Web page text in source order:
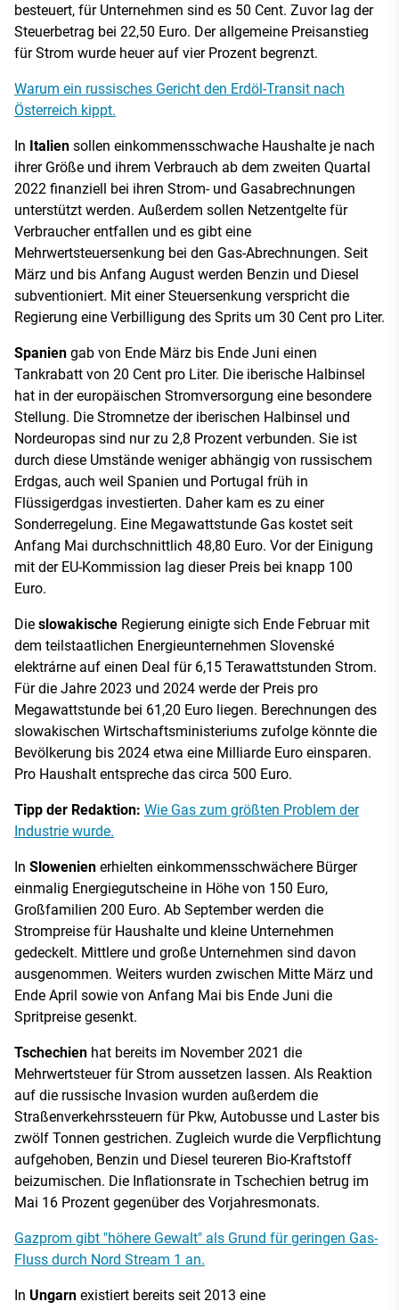
besteuert, für Unternehmen sind es 50 Cent. Zuvor lag der
Steuerbetrag bei 22,50 Euro. Der allgemeine Preisanstieg
für Strom wurde heuer auf vier Prozent begrenzt.
Warum ein russisches Gericht den Erdöl-Transit nach
Österreich kippt.
In Italien sollen einkommensschwache Haushalte je nach
ihrer Größe und ihrem Verbrauch ab dem zweiten Quartal
2022 finanziell bei ihren Strom- und Gasabrechnungen
unterstützt werden. Außerdem sollen Netzentgelte für
Verbraucher entfallen und es gibt eine
Mehrwertsteuersenkung bei den Gas-Abrechnungen. Seit
März und bis Anfang August werden Benzin und Diesel
subventioniert. Mit einer Steuersenkung verspricht die
Regierung eine Verbilligung des Sprits um 30 Cent pro Liter.
Spanien gab von Ende März bis Ende Juni einen
Tankrabatt von 20 Cent pro Liter. Die iberische Halbinsel
hat in der europäischen Stromversorgung eine besondere
Stellung. Die Stromnetze der iberischen Halbinsel und
Nordeuropas sind nur zu 2,8 Prozent verbunden. Sie ist
durch diese Umstände weniger abhängig von russischem
Erdgas, auch weil Spanien und Portugal früh in
Flüssigerdgas investierten. Daher kam es zu einer
Sonderregelung. Eine Megawattstunde Gas kostet seit
Anfang Mai durchschnittlich 48,80 Euro. Vor der Einigung
mit der EU-Kommission lag dieser Preis bei knapp 100
Euro.
Die slowakische Regierung einigte sich Ende Februar mit
dem teilstaatlichen Energieunternehmen Slovenské
elektrárne auf einen Deal für 6,15 Terawattstunden Strom.
Für die Jahre 2023 und 2024 werde der Preis pro
Megawattstunde bei 61,20 Euro liegen. Berechnungen des
slowakischen Wirtschaftsministeriums zufolge könnte die
Bevölkerung bis 2024 etwa eine Milliarde Euro einsparen.
Pro Haushalt entspreche das circa 500 Euro.
Tipp der Redaktion: Wie Gas zum größten Problem der
Industrie wurde.
In Slowenien erhielten einkommensschwächere Bürger
einmalig Energiegutscheine in Höhe von 150 Euro,
Großfamilien 200 Euro. Ab September werden die
Strompreise für Haushalte und kleine Unternehmen
gedeckelt. Mittlere und große Unternehmen sind davon
ausgenommen. Weiters wurden zwischen Mitte März und
Ende April sowie von Anfang Mai bis Ende Juni die
Spritpreise gesenkt.
Tschechien hat bereits im November 2021 die
Mehrwertsteuer für Strom aussetzen lassen. Als Reaktion
auf die russische Invasion wurden außerdem die
Straßenverkehrssteuern für Pkw, Autobusse und Laster bis
zwölf Tonnen gestrichen. Zugleich wurde die Verpflichtung
aufgehoben, Benzin und Diesel teureren Bio-Kraftstoff
beizumischen. Die Inflationsrate in Tschechien betrug im
Mai 16 Prozent gegenüber des Vorjahresmonats.
Gazprom gibt "höhere Gewalt" als Grund für geringen Gas-
Fluss durch Nord Stream 1 an.
In Ungarn existiert bereits seit 2013 eine